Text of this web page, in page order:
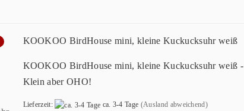
KOOKOO BirdHouse mini, kleine Kuckucksuhr weiß
KOOKOO BirdHouse mini, kleine Kuckucksuhr weiß -
Klein aber OHO!
Lieferzeit: ca. 3-4 Tage (Ausland abweichend)